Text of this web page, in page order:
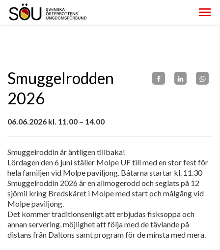
Smuggelrodden
2026
06.06.2026 kl. 11.00 – 14.00
Smuggelroddin är äntligen tillbaka!
Lördagen den 6 juni ställer Molpe UF till med en stor fest för
hela familjen vid Molpe paviljong. Båtarna startar kl. 11.30
Smuggelroddin 2026 är en allmogerodd och seglats på 12
sjömil kring Bredskäret i Molpe med start och målgång vid
Molpe paviljong.
Det kommer traditionsenligt att erbjudas fisksoppa och
annan servering, möjlighet att följa med de tävlande på
distans från Daltons samt program för de minsta med mera.